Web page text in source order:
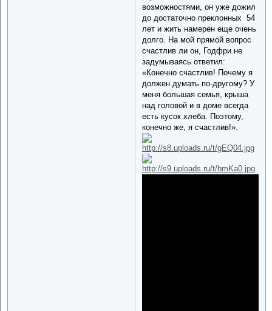
возможностями, он уже дожил
до достаточно преклонных 54
лет и жить намерен еще очень
долго. На мой прямой вопрос
счастлив ли он, Годфри не
задумываясь ответил:
«Конечно счастлив! Почему я
должен думать по-другому? У
меня большая семья, крыша
над головой и в доме всегда
есть кусок хлеба. Поэтому,
конечно же, я счастлив!».